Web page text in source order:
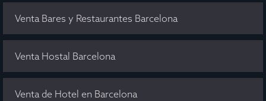
Venta Bares y Restaurantes Barcelona
Venta Hostal Barcelona
Venta de Hotel en Barcelona